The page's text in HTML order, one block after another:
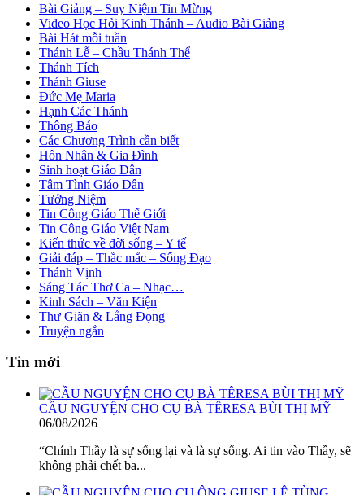
Bài Giảng – Suy Niệm Tin Mừng
Video Học Hỏi Kinh Thánh – Audio Bài Giảng
Bài Hát mỗi tuần
Thánh Lễ – Chầu Thánh Thể
Thánh Tích
Thánh Giuse
Đức Mẹ Maria
Hạnh Các Thánh
Thông Báo
Các Chương Trình cần biết
Hôn Nhân & Gia Đình
Sinh hoạt Giáo Dân
Tâm Tình Giáo Dân
Tưởng Niệm
Tin Công Giáo Thế Giới
Tin Công Giáo Việt Nam
Kiến thức về đời sống – Y tế
Giải đáp – Thắc mắc – Sống Đạo
Thánh Vịnh
Sáng Tác Thơ Ca – Nhạc…
Kinh Sách – Văn Kiện
Thư Giãn & Lắng Đọng
Truyện ngắn
Tin mới
CẦU NGUYỆN CHO CỤ BÀ TÊRESA BÙI THỊ MỸ
06/08/2026
“Chính Thầy là sự sống lại và là sự sống. Ai tin vào Thầy, sẽ
không phải chết ba...